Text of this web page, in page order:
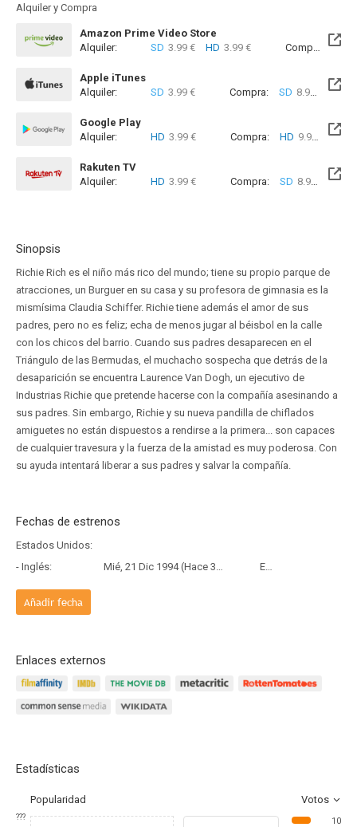
Alquiler y Compra
Amazon Prime Video Store
Alquiler:
SD 3.99 € HD 3.99 € Compra: SD
Apple iTunes
Alquiler:
SD 3.99 € Compra: SD 8.99 €
Google Play
Alquiler:
HD 3.99 € Compra: HD 9.99 €
Rakuten TV
Alquiler:
HD 3.99 € Compra: SD 8.99 € HD
Sinopsis
Richie Rich es el niño más rico del mundo; tiene su propio parque de
atracciones, un Burguer en su casa y su profesora de gimnasia es la
mismísima Claudia Schiffer. Richie tiene además el amor de sus
padres, pero no es feliz; echa de menos jugar al béisbol en la calle
con los chicos del barrio. Cuando sus padres desaparecen en el
Triángulo de las Bermudas, el muchacho sospecha que detrás de la
desaparición se encuentra Laurence Van Dogh, un ejecutivo de
Industrias Richie que pretende hacerse con la compañía asesinando a
sus padres. Sin embargo, Richie y su nueva pandilla de chiflados
amiguetes no están dispuestos a rendirse a la primera... son capaces
de cualquier travesura y la fuerza de la amistad es muy poderosa. Con
su ayuda intentará liberar a sus padres y salvar la compañía.
Fechas de estrenos
Estados Unidos:
- Inglés:
Mié, 21 Dic 1994 (Hace 31 años y 7 meses) Estreno
Añadir fecha
Enlaces externos
Estadísticas
Popularidad Votos
???
10